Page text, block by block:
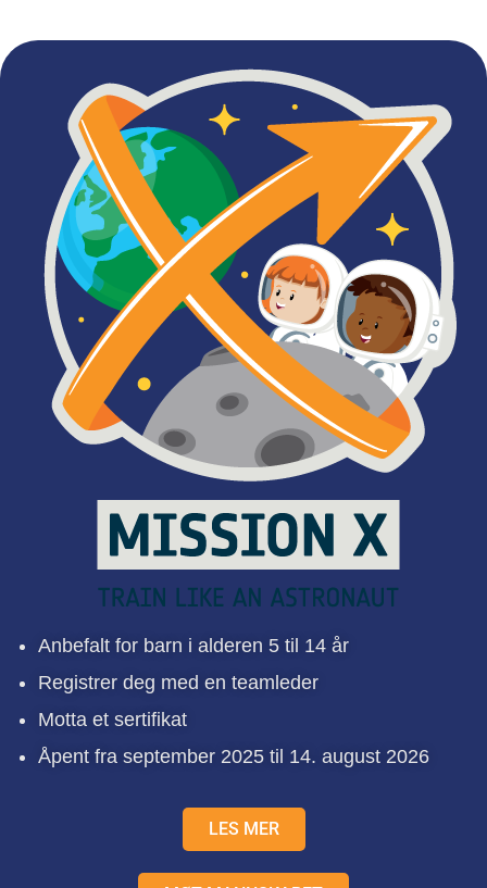
Anbefalt for barn i alderen 5 til 14 år
Registrer deg med en teamleder
Motta et sertifikat
Åpent fra september 2025 til 14. august 2026
LES MER